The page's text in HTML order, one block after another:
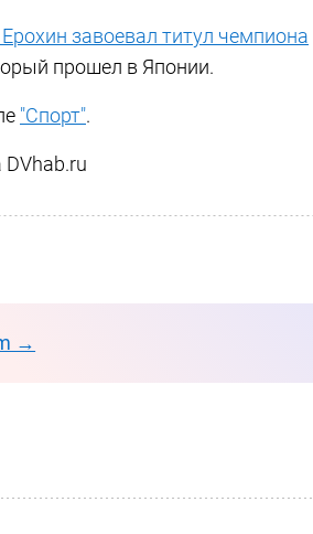
завоевал титул чемпиона
прошел в Японии.
"Спорт".
→